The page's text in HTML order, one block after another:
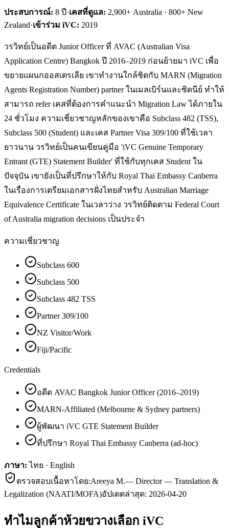
ประสบการณ์: 8 ปี·เคสที่ดูแล: 2,900+ Australia · 800+ New
Zealand·เข้าร่วม iVC: 2019
วรวิทย์เป็นอดีต Junior Officer ที่ AVAC (Australian Visa
Application Centre) Bangkok ปี 2016–2019 ก่อนย้ายมา iVC เพื่อ
ขยายแผนกออสเตรเลีย เขาทำงานใกล้ชิดกับ MARN (Migration
Agents Registration Number) partner ในเมลเบิร์นและซิดนีย์ ทำให้
สามารถ refer เคสที่ต้องการคำแนะนำ Migration Law ได้ภายใน
24 ชั่วโมง ความเชี่ยวชาญหลักของเขาคือ Subclass 482 (TSS),
Subclass 500 (Student) และเคส Partner Visa 309/100 ที่ใช้เวลา
ยาวนาน วรวิทย์เป็นคนเขียนคู่มือ 'iVC Genuine Temporary
Entrant (GTE) Statement Builder' ที่ใช้กับทุกเคส Student ใน
ปัจจุบัน เขายังเป็นที่ปรึกษาให้กับ Royal Thai Embassy Canberra
ในเรื่องการเตรียมเอกสารฝั่งไทยสำหรับ Australian Marriage
Equivalence Certificate ในเวลาว่าง วรวิทย์ติดตาม Federal Court
of Australia migration decisions เป็นประจำ
ความเชี่ยวชาญ
Subclass 600
Subclass 500
Subclass 482 TSS
Partner 309/100
NZ Visitor/Work
Fiji/Pacific
Credentials
อดีต AVAC Bangkok Junior Officer (2016–2019)
MARN-Affiliated (Melbourne & Sydney partners)
ผู้พัฒนา iVC GTE Statement Builder
ที่ปรึกษา Royal Thai Embassy Canberra (ad-hoc)
ภาษา: ไทย · English
ตรวจสอบเนื้อหาโดย:Areeya M.— Director — Translation &
Legalization (NAATI/MOFA)อัปเดตล่าสุด: 2026-04-20
ทำไมลูกค้าห้วยขวางเลือก iVC